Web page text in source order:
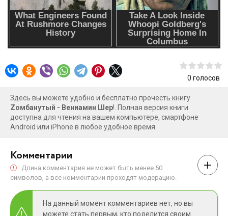
0 голосов
Здесь вы можете удобно и бесплатно прочесть книгу
Zомбанутый - Вениамин Шер!. Полная версия книги
доступна для чтения на вашем компьютере, смартфоне
Android или iPhone в любое удобное время.
Комментарии
Длина комментария не может быть менее 50
символов, а все комментарии проходят модерацию.
На данный момент комментариев нет, но вы
можете стать первым, кто поделится своим